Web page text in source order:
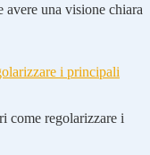
avere una visione chiara
i principali
come regolarizzare i